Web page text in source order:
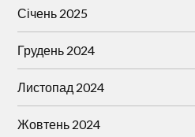
Січень 2025
Грудень 2024
Листопад 2024
Жовтень 2024